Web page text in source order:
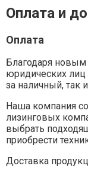
Оплата и
Оплата
Благодаря
юридических
за наличный, так
Наша компания
лизинговых
выбрать
приобрести
Доставка